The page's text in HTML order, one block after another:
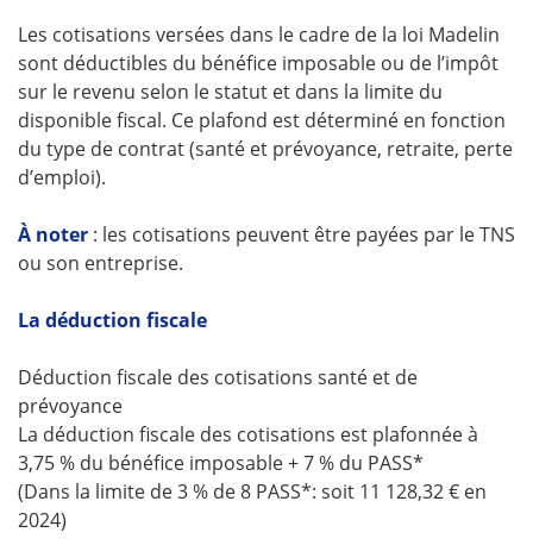
Les cotisations versées dans le cadre de la loi Madelin
sont déductibles du bénéfice imposable ou de l’impôt
sur le revenu selon le statut et dans la limite du
disponible fiscal. Ce plafond est déterminé en fonction
du type de contrat (santé et prévoyance, retraite, perte
d’emploi).
À noter : les cotisations peuvent être payées par le TNS
ou son entreprise.
La déduction fiscale
Déduction fiscale des cotisations santé et de
prévoyance
La déduction fiscale des cotisations est plafonnée à
3,75 % du bénéfice imposable + 7 % du PASS*
(Dans la limite de 3 % de 8 PASS*: soit 11 128,32 € en
2024)